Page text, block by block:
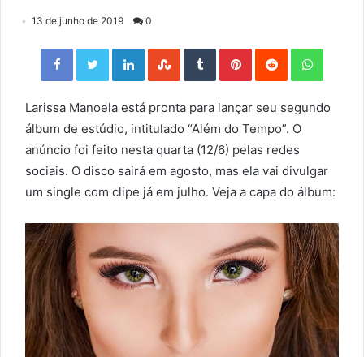
13 de junho de 2019 0
Facebook Twitter LinkedIn StumbleUpon Tumblr Pinterest Reddit
Larissa Manoela está pronta para lançar seu segundo
álbum de estúdio, intitulado “Além do Tempo”. O
anúncio foi feito nesta quarta (12/6) pelas redes
sociais. O disco sairá em agosto, mas ela vai divulgar
um single com clipe já em julho. Veja a capa do álbum: